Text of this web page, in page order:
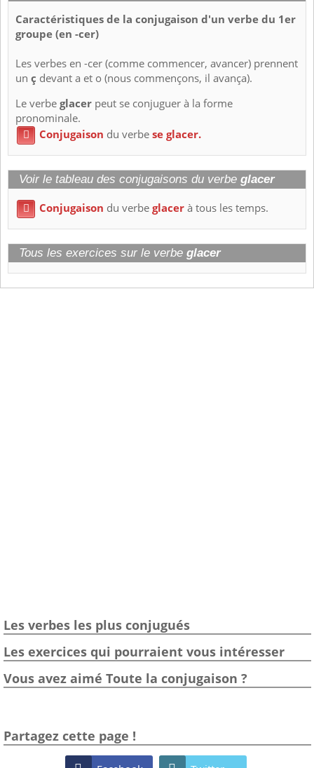
Caractéristiques de la conjugaison d'un verbe du 1er
groupe (en -cer)
Les verbes en -cer (comme commencer, avancer) prennent
un ç devant a et o (nous commençons, il avança).
Le verbeglacer peut se conjuguer à la forme
pronominale.
 Conjugaison du verbese glacer.
Voir le tableau des conjugaisons du verbe glacer
 Conjugaison du verbeglacerà tous les temps.
Tous les exercices sur le verbe glacer
Les verbes les plus conjugués
Les exercices qui pourraient vous intéresser
Vous avez aimé Toute la conjugaison ?
Partagez cette page !